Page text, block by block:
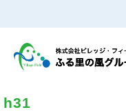
h31